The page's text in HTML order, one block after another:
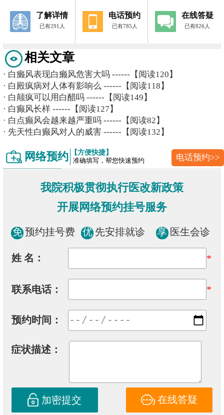
了解详情
已有291人
电话预约
已有785人
在线答疑
已有826人
相关文章
· 白癞风表现白癞风危害大吗 ------【阅读120】
· 白殿疯病对人体有影响么 ------【阅读118】
· 白颠疯可以用白醋吗 ------【阅读149】
· 白癫风长样 ------【阅读127】
· 白点癫风会越来越严重吗 ------【阅读82】
· 先天性白癫风对人的威害 ------【阅读132】
网络预约 【方便快捷】
准确填写，帮您快速预约 电话预约>>
我院积极贯彻执行医改新政策
开展网络预约挂号服务
免 预约挂号费 优 先安排就诊 享 医生会诊
姓 名： *
联系电话： *
预约时间：
症状描述：
加密提交 在线答疑